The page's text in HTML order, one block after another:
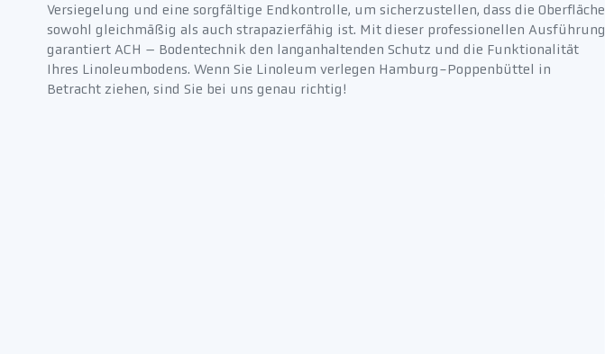
Versiegelung und eine sorgfältige Endkontrolle, um sicherzustellen, dass die Oberfläche
sowohl gleichmäßig als auch strapazierfähig ist. Mit dieser professionellen Ausführung
garantiert ACH – Bodentechnik den langanhaltenden Schutz und die Funktionalität
Ihres Linoleumbodens. Wenn Sie Linoleum verlegen Hamburg-Poppenbüttel in
Betracht ziehen, sind Sie bei uns genau richtig!